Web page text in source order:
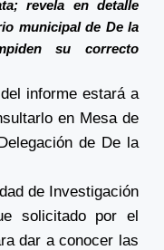
revela en detalle
municipal de De la
su correcto
informe estará a
en Mesa de
de De la
de Investigación
solicitado por el
dar a conocer las